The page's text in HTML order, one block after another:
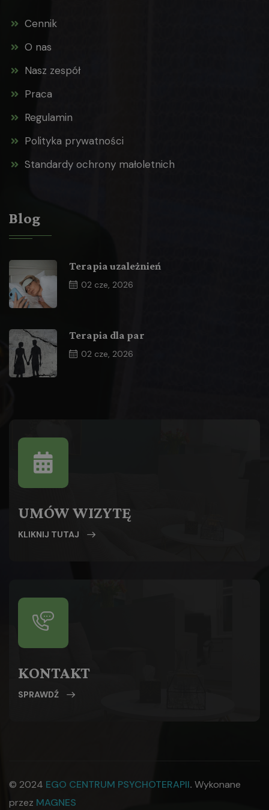
Cennik
O nas
Nasz zespół
Praca
Regulamin
Polityka prywatności
Standardy ochrony małoletnich
Blog
Terapia uzależnień
02 cze, 2026
Terapia dla par
02 cze, 2026
UMÓW WIZYTĘ
KLIKNIJ TUTAJ
KONTAKT
SPRAWDŹ
© 2024 EGO CENTRUM PSYCHOTERAPII. Wykonane
przez MAGNES